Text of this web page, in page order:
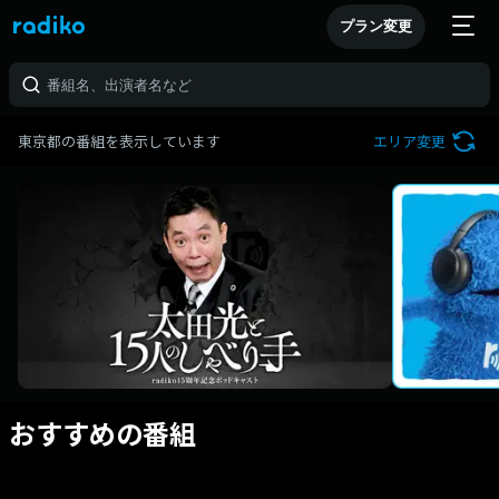
プラン変更
東京都の番組を表示しています エリア変更
おすすめの番組